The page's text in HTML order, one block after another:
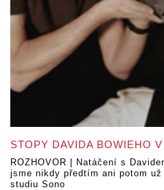
STOPY DAVIDA BOWIEHO
ROZHOVOR | Natáčení s
jsme nikdy předtím ani potom
studiu Sono